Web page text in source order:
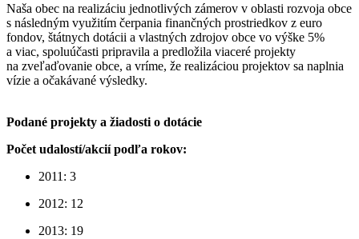
Naša obec na realizáciu jednotlivých zámerov v oblasti rozvoja obce
s následným využitím čerpania finančných prostriedkov z euro
fondov, štátnych dotácii a vlastných zdrojov obce vo výške 5%
a viac, spoluúčasti pripravila a predložila viaceré projekty
na zveľaďovanie obce, a vríme, že realizáciou projektov sa naplnia
vízie a očakávané výsledky.
Podané projekty a žiadosti o dotácie
Počet udalostí/akcií podľa rokov:
2011: 3
2012: 12
2013: 19